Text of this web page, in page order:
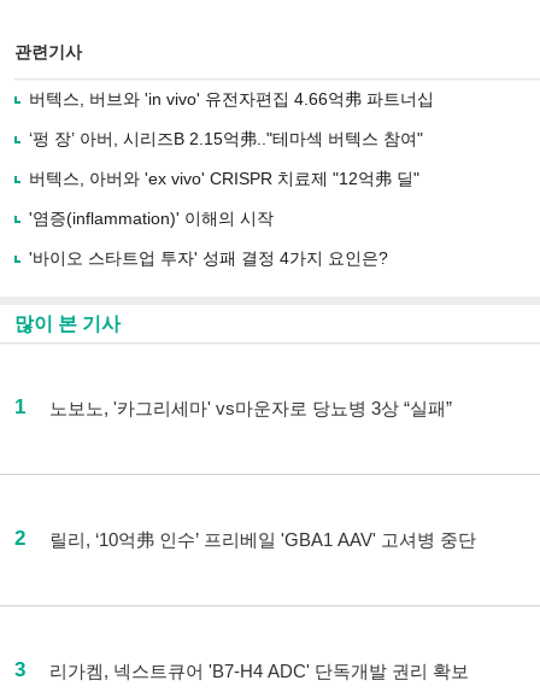
관련기사
버텍스, 버브와 'in vivo' 유전자편집 4.66억弗 파트너십
‘펑 장’ 아버, 시리즈B 2.15억弗.."테마섹 버텍스 참여"
버텍스, 아버와 'ex vivo' CRISPR 치료제 "12억弗 딜"
'염증(inflammation)' 이해의 시작
'바이오 스타트업 투자' 성패 결정 4가지 요인은?
많이 본 기사
1 노보노, '카그리세마' vs마운자로 당뇨병 3상 “실패”
2 릴리, ‘10억弗 인수’ 프리베일 'GBA1 AAV' 고셔병 중단
3 리가켐, 넥스트큐어 'B7-H4 ADC' 단독개발 권리 확보